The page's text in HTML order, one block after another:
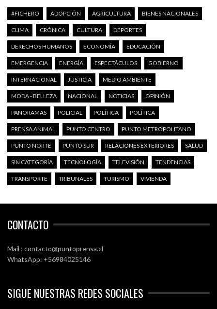
#FICHERO ADOPCIÓN AGRICULTURA BIENES NACIONALES
CLIMA CRÓNICA CULTURA DEPORTES
DERECHOS HUMANOS ECONOMÍA EDUCACIÓN
EMERGENCIA ENERGÍA ESPECTÁCULOS GOBIERNO
INTERNACIONAL JUSTICIA MEDIO AMBIENTE
MODA - BELLEZA NACIONAL NOTICIAS OPINIÓN
PANORAMAS POLICIAL POLÍTICA POLÍTICA
PRENSA ANIMAL PUNTO CENTRO PUNTO METROPOLITANO
PUNTO NORTE PUNTO SUR RELACIONES EXTERIORES SALUD
SIN CATEGORÍA TECNOLOGÍA TELEVISIÓN TENDENCIAS
TRANSPORTE TRIBUNALES TURISMO VIVIENDA
CONTACTO
Mail : contacto@puntoprensa.cl
WhatsApp: +56984025146
SIGUE NUESTRAS REDES SOCIALES